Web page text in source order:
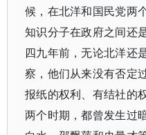
候，在北洋和国民党两
知识分子在政府之间还
四九年前，无论北洋还
察，他们从来没有否定
报纸的权利、有结社的
两个时期，都曾发生过